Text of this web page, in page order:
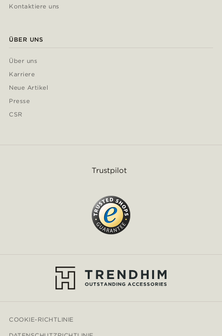
Kontaktiere uns
ÜBER UNS
Über uns
Karriere
Neue Artikel
Presse
CSR
Trustpilot
COOKIE-RICHTLINIE